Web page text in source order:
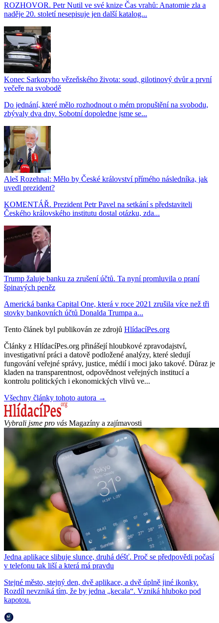
ROZHOVOR. Petr Nutil ve své knize Čas vrahů: Anatomie zla a
naděje 20. století nesepisuje jen další katalog...
Konec Sarkozyho vězeňského života: soud, gilotinový dvůr a první
večeře na svobodě
Do jednání, které mělo rozhodnout o mém propuštění na svobodu,
zbývaly dva dny. Sobotní dopoledne jsme se...
Aleš Rozehnal: Mělo by České království přímého následníka, jak
uvedl prezident?
KOMENTÁŘ. Prezident Petr Pavel na setkání s představiteli
Českého královského institutu dostal otázku, zda...
Trump žaluje banku za zrušení účtů. Ta nyní promluvila o praní
špinavých peněz
Americká banka Capital One, která v roce 2021 zrušila více než tři
stovky bankovních účtů Donalda Trumpa a...
Tento článek byl publikován ze zdrojů HlídacíPes.org
Články z HlídacíPes.org přinášejí hloubkové zpravodajství,
investigativní práci a datově podložené analýzy, které sledují
fungování veřejné správy, justice, médií i moci jako takové. Důraz je
kladen na transparentnost, odpovědnost veřejných institucí a
kontrolu politických i ekonomických vlivů ve...
Všechny články tohoto autora →
Vybrali jsme pro vás Magazíny a zajímavosti
Jedna aplikace slibuje slunce, druhá déšť. Proč se předpovědi počasí
v telefonu tak liší a která má pravdu
Stejné město, stejný den, dvě aplikace, a dvě úplně jiné ikonky.
Rozdíl nevzniká tím, že by jedna „kecala“. Vzniká hluboko pod
kapotou.